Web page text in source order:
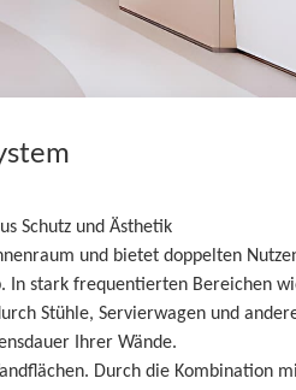
Schutz und Ästhetik
und bietet doppelten
In stark frequentierten Bereichen
Stühle, Servierwagen und
Ihrer Wände.
Durch die Kombination